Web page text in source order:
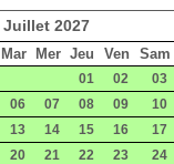
Juillet 2027
Mar Mer Jeu Ven Sam
01 02 03
06 07 08 09 10
13 14 15 16 17
20 21 22 23 24